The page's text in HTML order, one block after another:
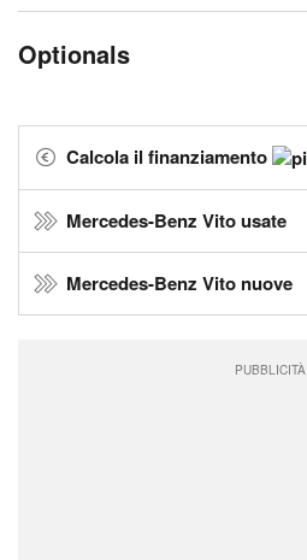
Optionals
Calcola il finanziamento
Mercedes-Benz Vito usate
Mercedes-Benz Vito nuove
PUBBLICITÀ